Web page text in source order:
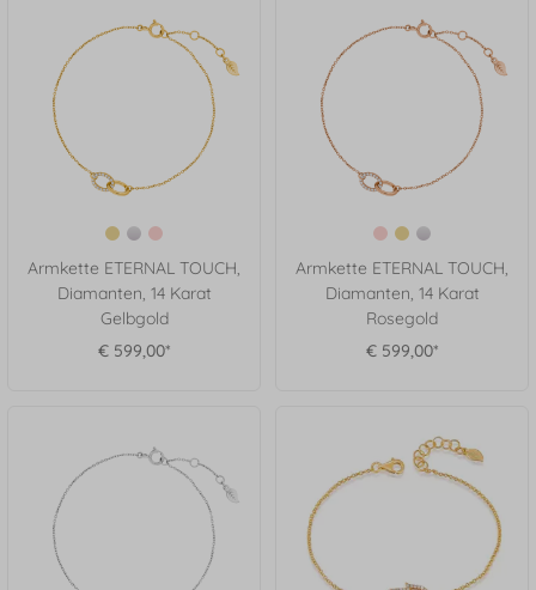
Armkette ETERNAL TOUCH,
Diamanten, 14 Karat
Gelbgold
€ 599,00*
Armkette ETERNAL TOUCH,
Diamanten, 14 Karat
Rosegold
€ 599,00*